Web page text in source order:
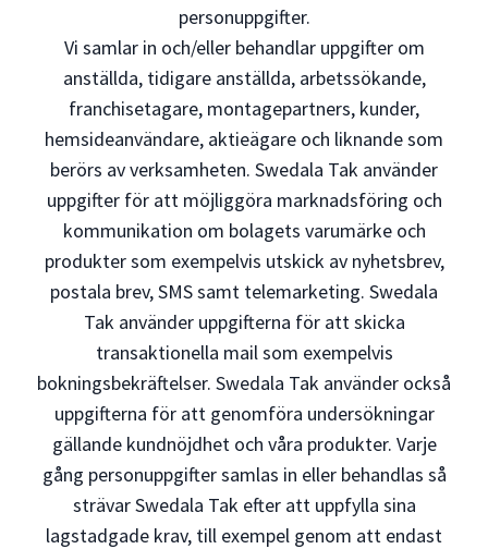
personuppgifter.
Vi samlar in och/eller behandlar uppgifter om
anställda, tidigare anställda, arbetssökande,
franchisetagare, montagepartners, kunder,
hemsideanvändare, aktieägare och liknande som
berörs av verksamheten. Swedala Tak använder
uppgifter för att möjliggöra marknadsföring och
kommunikation om bolagets varumärke och
produkter som exempelvis utskick av nyhetsbrev,
postala brev, SMS samt telemarketing. Swedala
Tak använder uppgifterna för att skicka
transaktionella mail som exempelvis
bokningsbekräftelser. Swedala Tak använder också
uppgifterna för att genomföra undersökningar
gällande kundnöjdhet och våra produkter. Varje
gång personuppgifter samlas in eller behandlas så
strävar Swedala Tak efter att uppfylla sina
lagstadgade krav, till exempel genom att endast